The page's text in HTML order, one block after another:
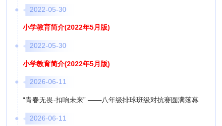
2022-05-30
小学教育简介(2022年5月版)
2022-05-30
小学教育简介(2022年5月版)
2026-06-11
“青春无畏·扣响未来” ——八年级排球班级对抗赛圆满落幕
2026-06-11